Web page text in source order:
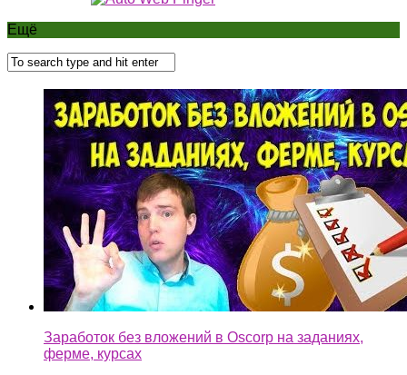
Ещё
Заработок без вложений в Oscorp на заданиях,
ферме, курсах